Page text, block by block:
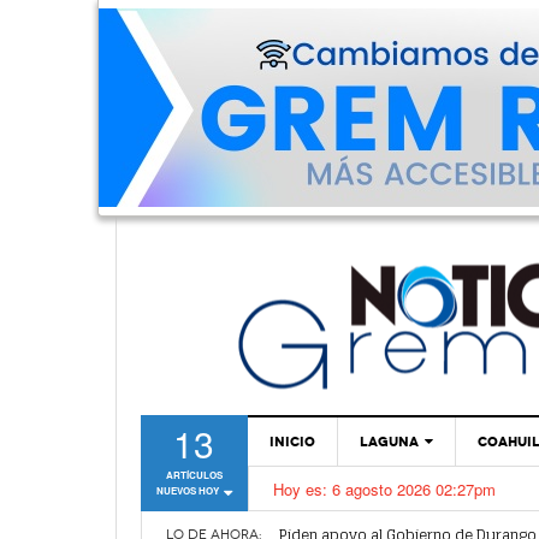
13
ARTÍCULOS
NUEVOS HOY
INICIO LAGUNA
TORREÓN
GÓMEZ PALACIO
Hoy es: 6 agosto 2026 02:27pm
LO DE AHORA:
Lanzan convocatoria del concurso